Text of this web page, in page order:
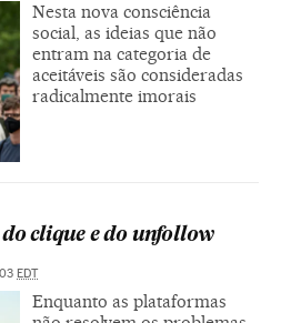
Nesta nova consciência
social, as ideias que não
entram na categoria de
aceitáveis são consideradas
radicalmente imorais
clique e do unfollow
EDT
Enquanto as plataformas